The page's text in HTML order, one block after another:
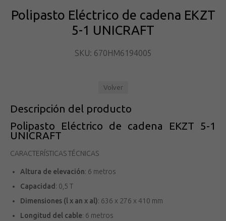
Polipasto Eléctrico de cadena EKZT
5-1 UNICRAFT
SKU: 670HM6194005
Volver
Descripción del producto
Polipasto Eléctrico de cadena EKZT 5-1
UNICRAFT
CARACTERÍSTICAS TÉCNICAS
Altura de elevación: 6 metros
Capacidad : 0,5 T
Dimensiones (l x an x al): 636 x 276 x 410 mm
Longitud del cable: 6 metros